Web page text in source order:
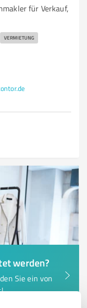
für Verkauf,
VERMIETUNG
werden?
Sie ein von